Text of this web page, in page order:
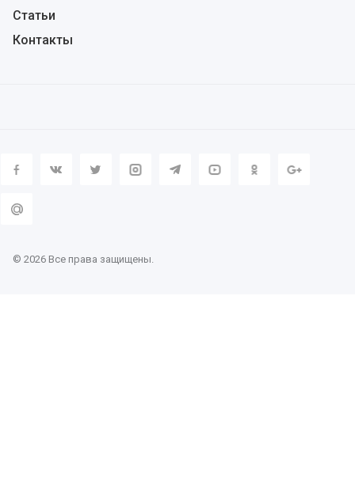
Статьи
Контакты
© 2026 Все права защищены.